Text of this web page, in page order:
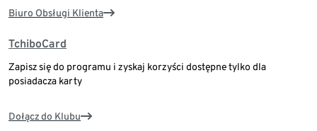
Biuro Obsługi Klienta
TchiboCard
Zapisz się do programu i zyskaj korzyści dostępne tylko dla
posiadacza karty
Dołącz do Klubu